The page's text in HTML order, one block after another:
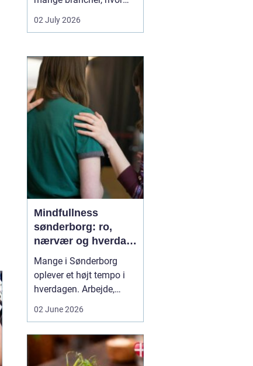
sikkerhed, kvalitet og
driftssikkerhed er
kurserkan teknikere,
svejsere, tilsynsførende
og ingeniører dokumen...
02 July 2026
Mindfullness
sønderborg: ro,
nærvær og hverdag
med mindre stress
Mange i Sønderborg
oplever et højt tempo i
hverdagen. Arbejde,
kan sætte nervesystemet
på overarbejde. Herkan
02 June 2026